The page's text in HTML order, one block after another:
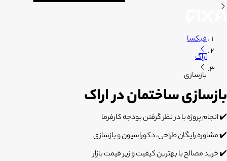
فیکسا
اراک
بازسازی
بازسازی ساختمان در اراک
✔️انجام پروژه با در نظر گرفتن بودجه کارفرما
✔️مشاوره رایگان طراحی، دکوراسیون و بازسازی
✔️خرید مصالح با بهترین کیفیت و زیر قیمت بازار